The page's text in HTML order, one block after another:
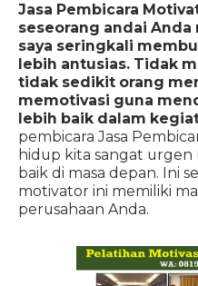
Jasa Pembicara
seseorang andai
saya seringkali
lebih antusias. Tidak
tidak sedikit orang
memotivasi guna
lebih baik dalam
pembicara Jasa
hidup kita sangat
baik di masa depan. Ini
motivator ini memiliki
perusahaan Anda.